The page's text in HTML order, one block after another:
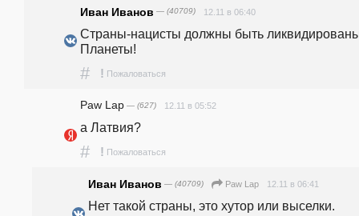
Иван Иванов — (40709) 12.11 в 06:40
Страны-нацисты должны быть
Планеты!
# ! Пожаловаться
Paw Lap — (627) 12.11 в 05:52
а Латвия?
# ! Пожаловаться
Иван Иванов — (40709) Paw Lap 12.11 в 06:41
Нет такой страны, это хутор или выселки.